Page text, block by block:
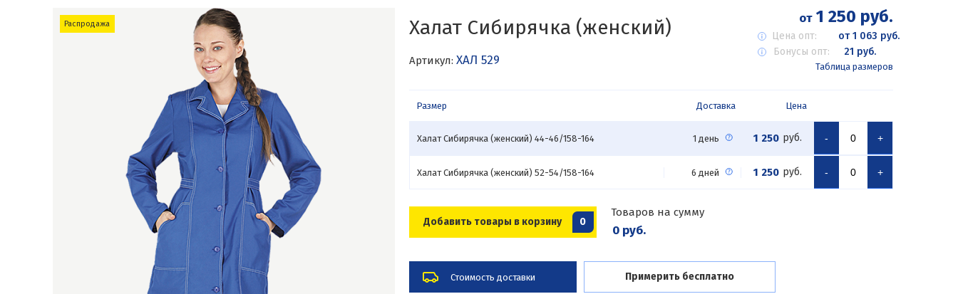
Распродажа Халат Сибирячка (женский)
Артикул: ХАЛ 529
от1 250 руб.
Цена опт:
от 1 063 руб.
Бонусы опт:
21 руб.
Таблица размеров
Размер Доставка Цена
Халат Сибирячка (женский) 44-46/158-164 1 день 1 250 руб. - +
Халат Сибирячка (женский) 52-54/158-164 6 дней 1 250 руб. - +
Добавить товары в корзину 0
Товаров на сумму
0 руб.
Стоимость доставки Примерить бесплатно